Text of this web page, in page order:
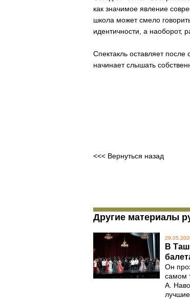
как значимое явление
школа может смело
идентичности, а наоборот,
Спектакль оставляет
начинает слышать
<<< Вернуться назад
Другие материалы
В
Он
самом
А.